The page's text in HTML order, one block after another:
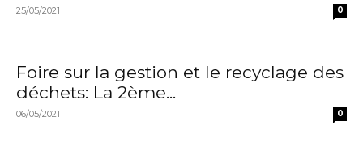
25/05/2021 0
Foire sur la gestion et le recyclage des
déchets: La 2ème...
06/05/2021 0